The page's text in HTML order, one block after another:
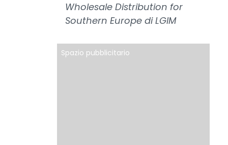
Wholesale Distribution for
Southern Europe di LGIM
Spazio pubblicitario